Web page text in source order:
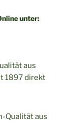
unter:
aus
1897 direkt
Qualität aus